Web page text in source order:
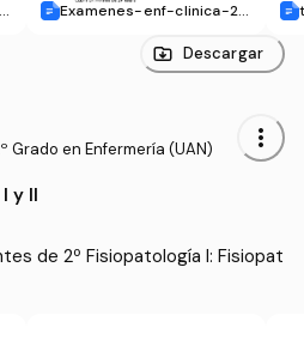
Examenes-enf-clinica-2-
Descargar
Grado en Enfermería (UAN) more_vert
y II
de 2º Fisiopatología I: Fisiopat